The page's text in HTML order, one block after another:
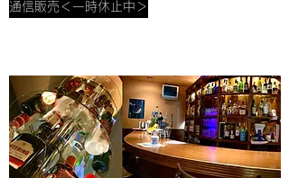
通信販売＜一時休止中＞